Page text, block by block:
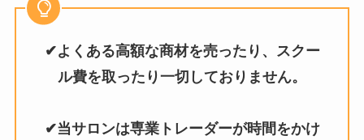
✔よくある高額な商材を売ったり、スクー
ル費を取ったり一切しておりません。
✔当サロンは専業トレーダーが時間をかけ